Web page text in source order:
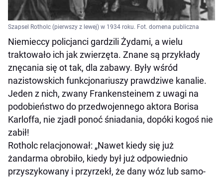
Szapsel Rotholc (pierwszy z lewej) w 1934 roku. Fot. domena publiczna
Niemieccy policjanci gardzili Żydami, a wielu
traktowało ich jak zwierzęta. Znane są przykłady
znęcania się ot tak, dla zabawy. Były wśród
nazistowskich funkcjonariuszy prawdziwe kanalie.
Jeden z nich, zwany Frankensteinem z uwagi na
podobieństwo do przedwojennego aktora Borisa
Karloffa, nie zjadł ponoć śniadania, dopóki kogoś nie
zabił!
Rotholc relacjonował: „Nawet kiedy się już
żandarma obrobiło, kiedy był już odpowiednio
przyszykowany i przyrzekł, że dany wóz lub samo-